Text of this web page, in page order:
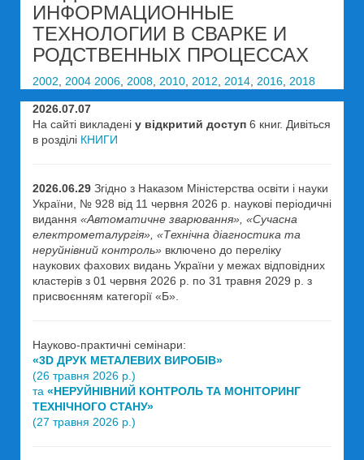
ИНФОРМАЦИОННЫЕ
ТЕХНОЛОГИИ В СВАРКЕ И
РОДСТВЕННЫХ ПРОЦЕССАХ
2002 2004 2006 2008 2010 2012 2014 2016 2018
2026.07.07
На сайті викладені у відкритий доступ 6 книг. Дивіться
в розділі КНИГИ
2026.06.29 Згідно з Наказом Міністерства освіти і науки
України, № 928 від 11 червня 2026 р. наукові періодичні
видання «Автоматичне зварювання», «Сучасна
електрометалургія», «Технічна діагностика та
неруйнівний контроль» включено до переліку
наукових фахових видань України у межах відповідних
кластерів з 01 червня 2026 р. по 31 травня 2029 р. з
присвоєнням категорії «Б».
Науково-практичні семінари:
«3D ДРУК МЕТАЛЕВИХ ВИРОБІВ»
(26 травня 2026 р.)
та «НЕРУЙНІВНИЙ КОНТРОЛЬ ТА МОНІТОРИНГ
ТЕХНІЧНОГО СТАНУ»
(27 травня 2026 р.)